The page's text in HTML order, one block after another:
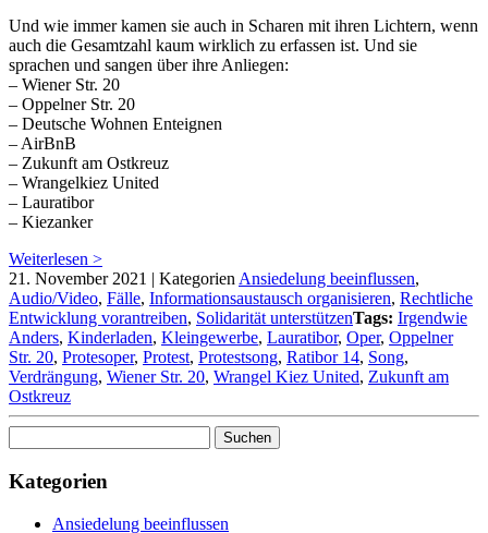
Und wie immer kamen sie auch in Scharen mit ihren Lichtern, wenn
auch die Gesamtzahl kaum wirklich zu erfassen ist. Und sie
sprachen und sangen über ihre Anliegen:
– Wiener Str. 20
– Oppelner Str. 20
– Deutsche Wohnen Enteignen
– AirBnB
– Zukunft am Ostkreuz
– Wrangelkiez United
– Lauratibor
– Kiezanker
Weiterlesen >
21. November 2021 | Kategorien Ansiedelung beeinflussen,
Audio/Video, Fälle, Informationsaustausch organisieren, Rechtliche
Entwicklung vorantreiben, Solidarität unterstützenTags: Irgendwie
Anders, Kinderladen, Kleingewerbe, Lauratibor, Oper, Oppelner
Str. 20, Protesoper, Protest, Protestsong, Ratibor 14, Song,
Verdrängung, Wiener Str. 20, Wrangel Kiez United, Zukunft am
Ostkreuz
nach:
Kategorien
Ansiedelung beeinflussen